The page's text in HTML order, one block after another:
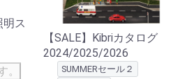
ス
。
【SALE】Kibriカタログ
2024/2025/2026
SUMMERセール２